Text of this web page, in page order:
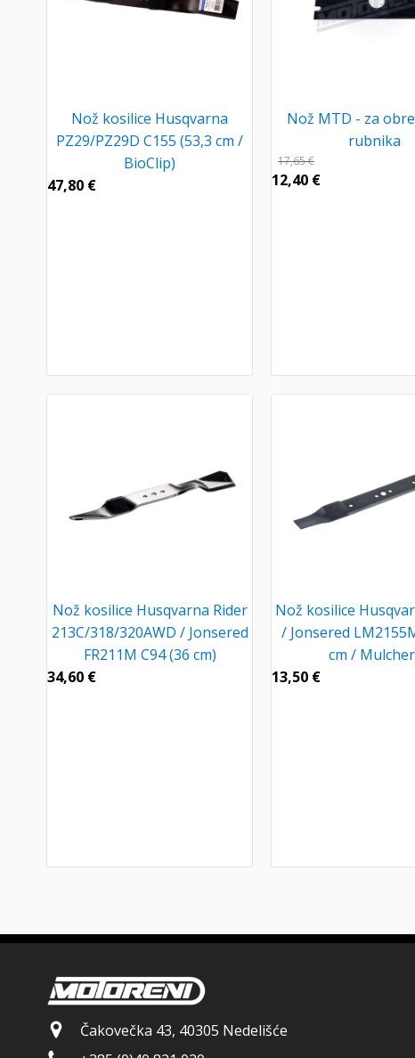
Nož kosilice Husqvarna
PZ29/PZ29D C155 (53,3 cm /
BioClip)
47,80 €
Nož MTD - za
rubnika
17,65€
12,40 €
Nož kosilice Husqvarna Rider
213C/318/320AWD / Jonsered
FR211M C94 (36 cm)
34,60 €
Nož kosilice
/ Jonsered
cm /
13,50 €
Čakovečka 43, 40305 Nedelišće